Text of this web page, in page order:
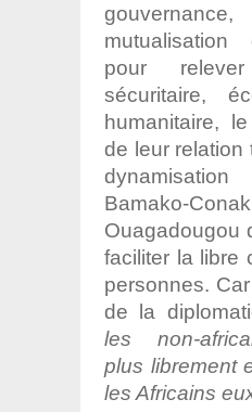
pour
sécuritaire,
humanitaire,
de leur relation
Bamako-
Ouagadougou
faciliter la libre
personnes.
de la
les non-
plus librement
les Africains